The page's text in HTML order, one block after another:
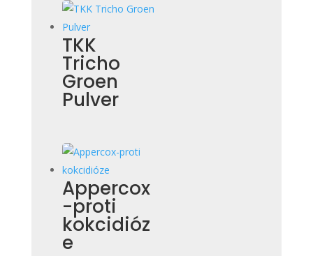
TKK
Tricho
Groen
Pulver
Appercox
-proti
kokcidióz
e